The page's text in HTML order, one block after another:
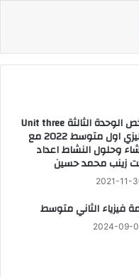
ملخص الوحدة الثالثة Unit three
انكليزي اول متوسط 2022 مع
وحلول النشاط اعداد
زينب محمد حسين
2021-11-
فيزياء الثاني متوسط
2024-09-